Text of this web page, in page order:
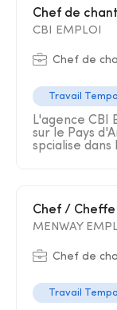
Chef de
CBI EMPLOI
Chef de
Travail
L'agence CBI
sur le Pays
spcialise
Chef /
MENWAY
Chef de
Travail